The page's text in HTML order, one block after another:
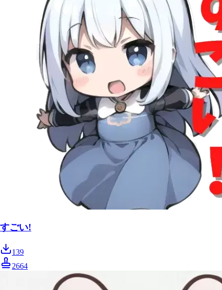
すごい!
139
2664